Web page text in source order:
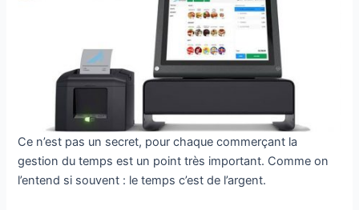
Ce n’est pas un secret, pour chaque commerçant la
gestion du temps est un point très important. Comme on
l’entend si souvent : le temps c’est de l’argent.